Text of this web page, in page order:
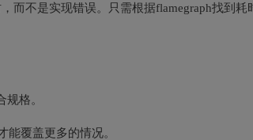
而不是实现错误。只需根据flamegraph找到耗
格。
覆盖更多的情况。